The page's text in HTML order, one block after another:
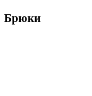
Брюки